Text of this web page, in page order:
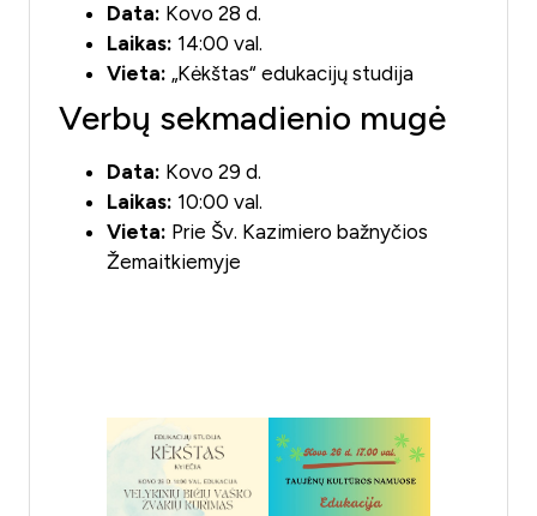
Data: Kovo 28 d.
Laikas: 14:00 val.
Vieta: „Kėkštas“ edukacijų studija
Verbų sekmadienio mugė
Data: Kovo 29 d.
Laikas: 10:00 val.
Vieta: Prie Šv. Kazimiero bažnyčios
Žemaitkiemyje